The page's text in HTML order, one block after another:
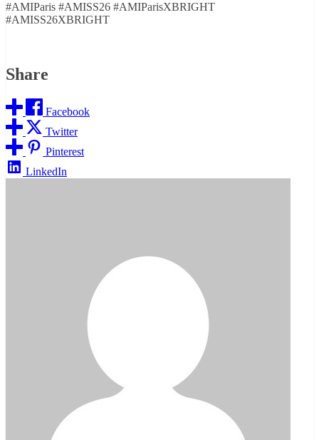
#AMIParis #AMISS26 #AMIParisXBRIGHT
#AMISS26XBRIGHT
Share
Facebook
Twitter
Pinterest
LinkedIn